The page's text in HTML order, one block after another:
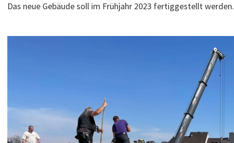
Das neue Gebäude soll im Frühjahr 2023 fertiggestellt werden.